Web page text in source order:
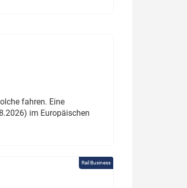
fahren. Eine
im Europäischen
Rail Business